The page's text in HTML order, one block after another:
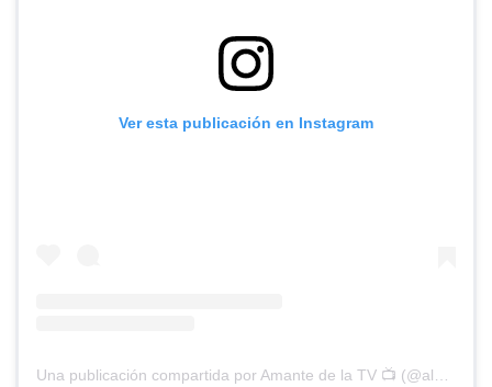
Ver esta publicación en Instagram